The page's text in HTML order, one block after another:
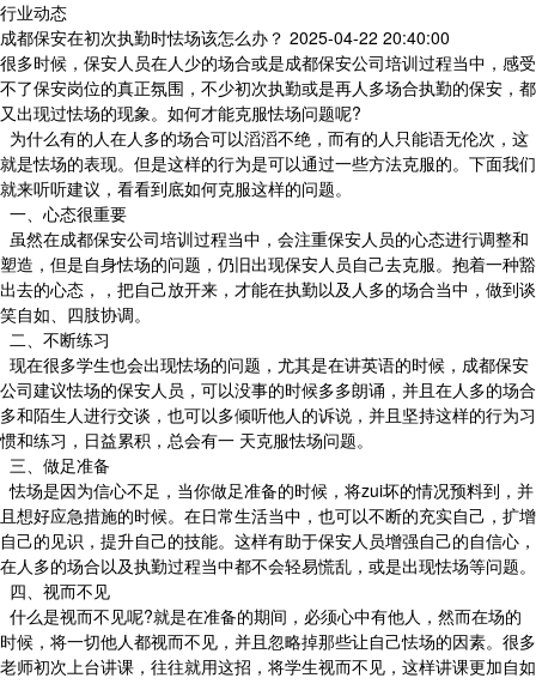
行业动态
成都保安在初次执勤时怯场该怎么办？ 2025-04-22 20:40:00
很多时候，保安人员在人少的场合或是成都保安公司培训过程当中，感受
不了保安岗位的真正氛围，不少初次执勤或是再人多场合执勤的保安，都
又出现过怯场的现象。如何才能克服怯场问题呢?
为什么有的人在人多的场合可以滔滔不绝，而有的人只能语无伦次，这
就是怯场的表现。但是这样的行为是可以通过一些方法克服的。下面我们
就来听听建议，看看到底如何克服这样的问题。
一、心态很重要
虽然在成都保安公司培训过程当中，会注重保安人员的心态进行调整和
塑造，但是自身怯场的问题，仍旧出现保安人员自己去克服。抱着一种豁
出去的心态，，把自己放开来，才能在执勤以及人多的场合当中，做到谈
笑自如、四肢协调。
二、不断练习
现在很多学生也会出现怯场的问题，尤其是在讲英语的时候，成都保安
公司建议怯场的保安人员，可以没事的时候多多朗诵，并且在人多的场合
多和陌生人进行交谈，也可以多倾听他人的诉说，并且坚持这样的行为习
惯和练习，日益累积，总会有一 天克服怯场问题。
三、做足准备
怯场是因为信心不足，当你做足准备的时候，将zui坏的情况预料到，并
且想好应急措施的时候。在日常生活当中，也可以不断的充实自己，扩增
自己的见识，提升自己的技能。这样有助于保安人员增强自己的自信心，
在人多的场合以及执勤过程当中都不会轻易慌乱，或是出现怯场等问题。
四、视而不见
什么是视而不见呢?就是在准备的期间，必须心中有他人，然而在场的
时候，将一切他人都视而不见，并且忽略掉那些让自己怯场的因素。很多
老师初次上台讲课，往往就用这招，将学生视而不见，这样讲课更加自如